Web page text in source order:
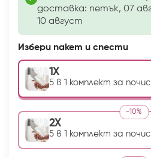
доставка: петък, 07
10 август
Избери пакет и спести
1X
5 в 1 комплект за
-10%
2X
5 в 1 комплект за